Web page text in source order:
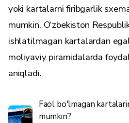
yoki kartalarni firibgarlik
mumkin. O‘zbekiston
ishlatilmagan kartalardan
moliyaviy piramidalarda
aniqladi.
Faol bo'lmagan
mumkin?